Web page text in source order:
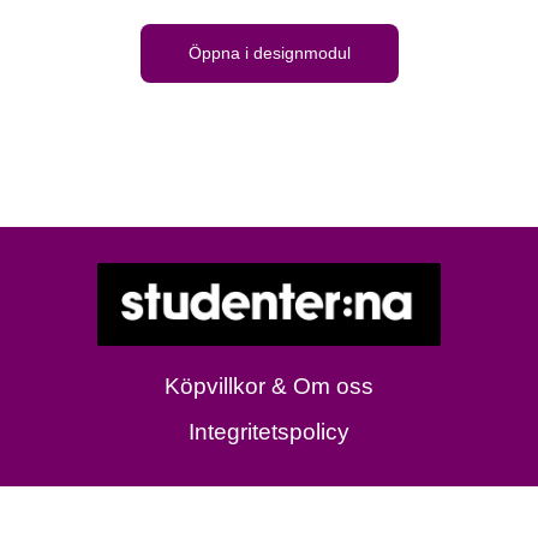
Öppna i designmodul
Köpvillkor & Om oss
Integritetspolicy